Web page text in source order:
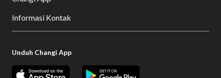
Informasi Kontak
Unduh Changi App